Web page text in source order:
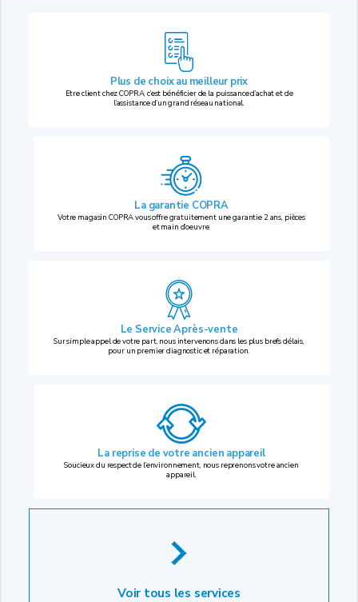
Plus de choix au meilleur prix
Etre client chez COPRA, c’est bénéficier de la puissance d’achat et de
l’assistance d’un grand réseau national.
La garantie COPRA
Votre magasin COPRA vous offre gratuitement une garantie 2 ans, pièces
et main d’oeuvre.
Le Service Après-vente
Sur simple appel de votre part, nous intervenons dans les plus brefs délais,
pour un premier diagnostic et réparation.
La reprise de votre ancien appareil
Soucieux du respect de l’environnement, nous reprenons votre ancien
appareil.
Voir tous les services